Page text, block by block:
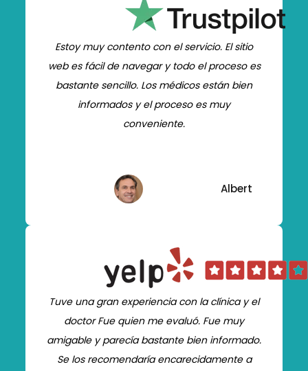
Estoy muy contento con el servicio. El sitio
web es fácil de navegar y todo el proceso es
bastante sencillo. Los médicos están bien
informados y el proceso es muy
conveniente.
Albert
Tuve una gran experiencia con la clínica y el
doctor Fue quien me evaluó. Fue muy
amigable y parecía bastante bien informado.
Se los recomendaría encarecidamente a